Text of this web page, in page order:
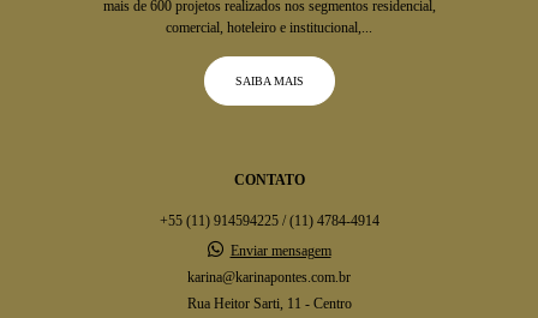
mais de 600 projetos realizados nos segmentos residencial,
comercial, hoteleiro e institucional,...
SAIBA MAIS
CONTATO
+55 (11) 914594225 / (11) 4784-4914
Enviar mensagem
karina@karinapontes.com.br
Rua Heitor Sarti, 11 - Centro